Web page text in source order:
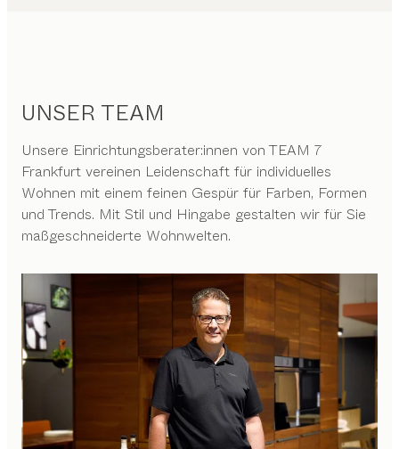
UNSER TEAM
Unsere Einrichtungsberater:innen von TEAM 7
Frankfurt vereinen Leidenschaft für individuelles
Wohnen mit einem feinen Gespür für Farben, Formen
und Trends. Mit Stil und Hingabe gestalten wir für Sie
maßgeschneiderte Wohnwelten.